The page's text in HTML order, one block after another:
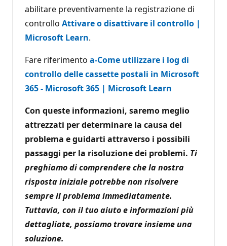
abilitare preventivamente la registrazione di
controllo Attivare o disattivare il controllo |
Microsoft Learn.
Fare riferimento a-Come utilizzare i log di
controllo delle cassette postali in Microsoft
365 - Microsoft 365 | Microsoft Learn
Con queste informazioni, saremo meglio
attrezzati per determinare la causa del
problema e guidarti attraverso i possibili
passaggi per la risoluzione dei problemi. Ti
preghiamo di comprendere che la nostra
risposta iniziale potrebbe non risolvere
sempre il problema immediatamente.
Tuttavia, con il tuo aiuto e informazioni più
dettagliate, possiamo trovare insieme una
soluzione.